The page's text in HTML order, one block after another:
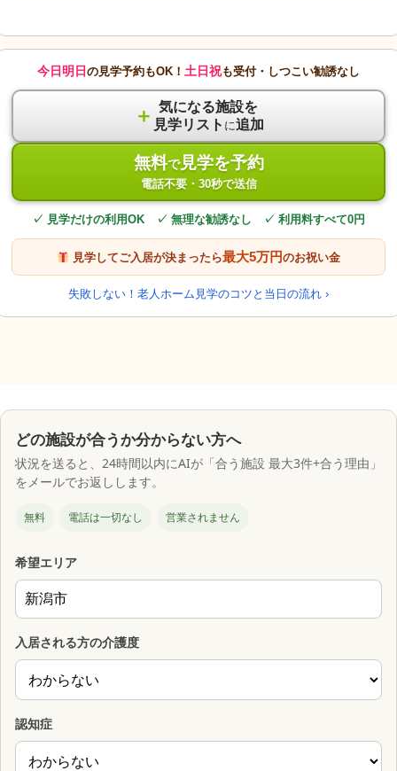
今日明日 の見学予約もOK！ 土日祝も受付・しつこい勧誘なし
＋ 気になる施設を
見学リスト に追加
無料で見学を予約
電話不要・30秒で送信
✓ 見学だけの利用OK ✓ 無理な勧誘なし ✓ 利用料すべて0円
見学してご入居が決まったら最大5万円のお祝い金
失敗しない！老人ホーム見学のコツと当日の流れ ›
どの施設が合うか分からない方へ
状況を送ると、24時間以内にAIが「合う施設 最大3件+合う理由」
をメールでお返しします。
無料 電話は一切なし 営業されません
希望エリア
入居される方の介護度
認知症